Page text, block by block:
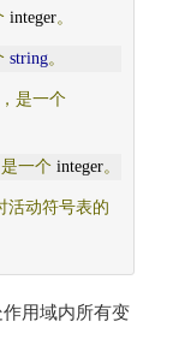
integer。
string。
是一个
一个 integer。
活动符号表的
用域内所有变